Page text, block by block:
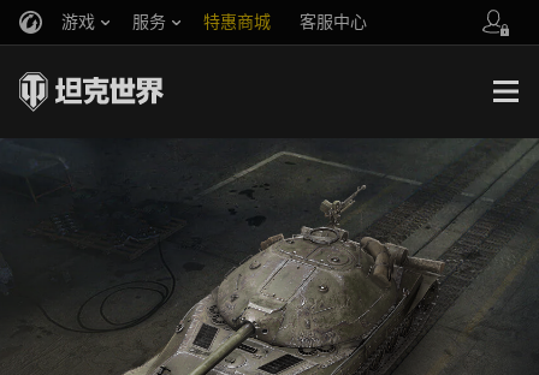
游戏 服务 特惠商城 客服中心
你好，吾久
万圣节
《以战止战》
官方自媒体